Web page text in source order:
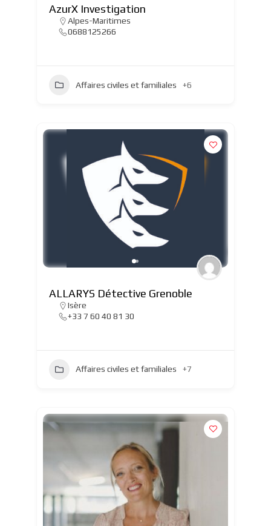
AzurX Investigation
Alpes-Maritimes
0688125266
Affaires civiles et familiales +6
ALLARYS Détective Grenoble
Isère
+33 7 60 40 81 30
Affaires civiles et familiales +7